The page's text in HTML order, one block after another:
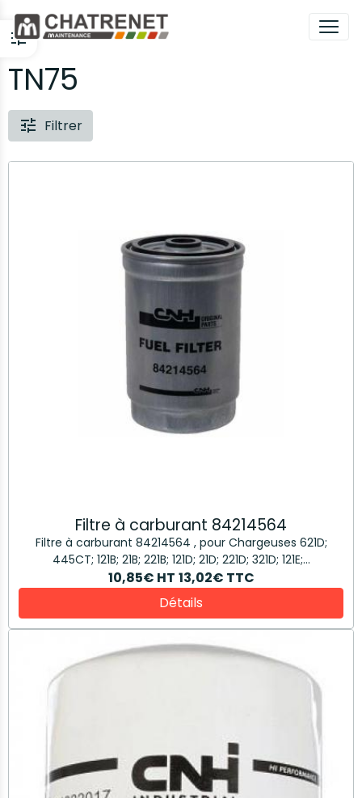
TN75
Filtrer
Filtre à carburant 84214564
Filtre à carburant 84214564 , pour Chargeuses 621D;
445CT; 121B; 21B; 221B; 121D; 21D; 221D; 321D; 121E;...
10,85€ HT 13,02€ TTC
Détails